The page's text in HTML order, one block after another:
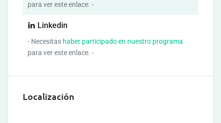
para ver este enlace. -
Linkedin
- Necesitas haber participado en nuestro programa
para ver este enlace. -
Localización